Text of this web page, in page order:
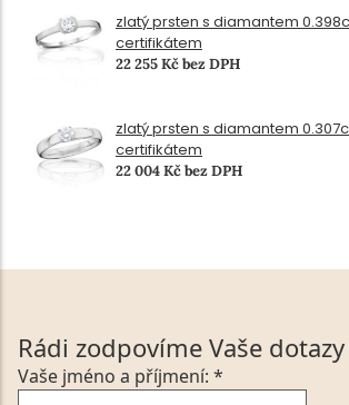
zlatý prsten s diamantem
certifikátem
22 255 Kč bez DPH
zlatý prsten s diamantem
certifikátem
22 004 Kč bez DPH
Rádi zodpovíme Vaše dotazy
Vaše jméno a příjmení: *